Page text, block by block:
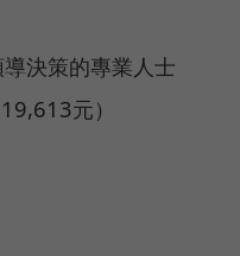
決策的專業人士
元）